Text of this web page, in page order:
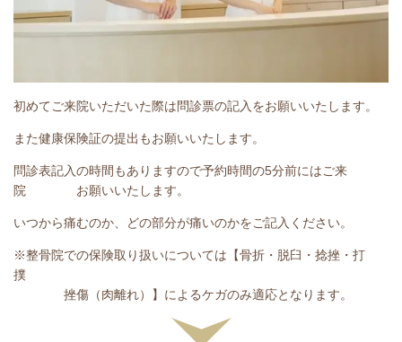
初めてご来院いただいた際は問診票の記入をお願いいたします。
また健康保険証の提出もお願いいたします。
問診表記入の時間もありますので予約時間の5分前にはご来
院 お願いいたします。
いつから痛むのか、どの部分が痛いのかをご記入ください。
※整骨院での保険取り扱いについては【骨折・脱臼・捻挫・打
撲
挫傷（肉離れ）】によるケガのみ適応となります。